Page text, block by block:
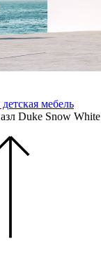
мебель
Duke Snow White